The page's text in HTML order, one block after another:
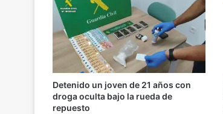
Detenido un joven de 21 años con
droga oculta bajo la rueda de
repuesto